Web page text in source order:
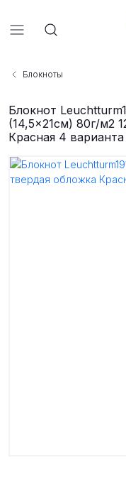
Блокноты
Блокнот
(14,5x21см) 80г/м2
Красная 4